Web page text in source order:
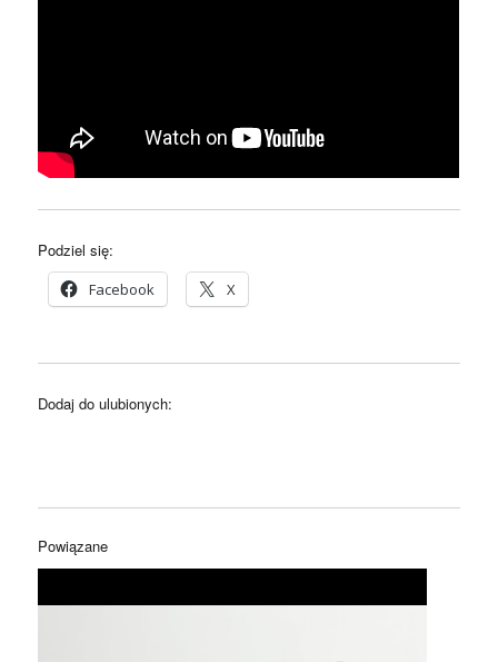
Podziel się:
Facebook X
Dodaj do ulubionych:
Powiązane